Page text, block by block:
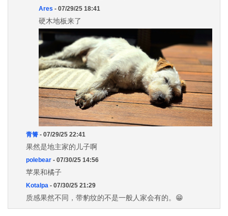
Ares - 07/29/25 18:41
硬木地板来了
青箐 - 07/29/25 22:41
果然是地主家的儿子啊
polebear - 07/30/25 14:56
苹果和橘子
Kotalpa - 07/30/25 21:29
质感果然不同，带豹纹的不是一般人家会有的。😁